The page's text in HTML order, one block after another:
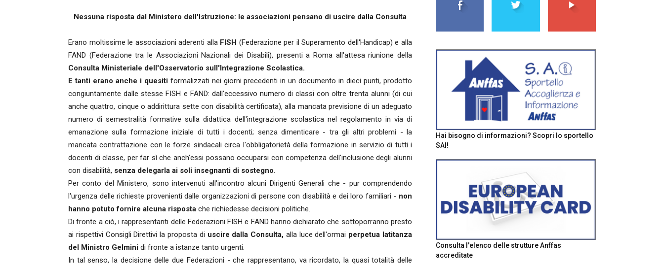
Nessuna risposta dal Ministero dell'Istruzione: le associazioni pensano di uscire dalla Consulta
Erano moltissime le associazioni aderenti alla FISH (Federazione per il Superamento dell'Handicap) e alla
FAND (Federazione tra le Associazioni Nazionali dei Disabili), presenti a Roma all'attesa riunione della
Consulta Ministeriale dell'Osservatorio sull'Integrazione Scolastica.
E tanti erano anche i quesitiformalizzati nei giorni precedenti in un documento in dieci punti, prodotto
congiuntamente dalle stesse FISH e FAND: dall'eccessivo numero di classi con oltre trenta alunni (di cui
anche quattro, cinque o addirittura sette con disabilità certificata), alla mancata previsione di un adeguato
numero di semestralità formative sulla didattica dell'integrazione scolastica nel regolamento in via di
emanazione sulla formazione iniziale di tutti i docenti; senza dimenticare - tra gli altri problemi - la
mancata contrattazione con le forze sindacali circa l'obbligatorietà della formazione in servizio di tutti i
docenti di classe, per far sì che anch'essi possano occuparsi con competenza dell'inclusione degli alunni
con disabilità, senza delegarla ai soli insegnanti di sostegno.
Per conto del Ministero, sono intervenuti all'incontro alcuni Dirigenti Generali che - pur comprendendo
l'urgenza delle richieste provenienti dalle organizzazioni di persone con disabilità e dei loro familiari - non
hanno potuto fornire alcuna risposta che richiedesse decisioni politiche.
Di fronte a ciò, i rappresentanti delle Federazioni FISH e FAND hanno dichiarato che sottoporranno presto
ai rispettivi Consigli Direttivi la proposta di uscire dalla Consulta, alla luce dell'ormai perpetua latitanza
del Ministro Gelmini di fronte a istanze tanto urgenti.
In tal senso, la decisione delle due Federazioni - che rappresentano, va ricordato, la quasi totalità delle
Hai bisogno di informazioni? Scopri lo sportello
SAI!
Consulta l'elenco delle strutture Anffas
accreditate